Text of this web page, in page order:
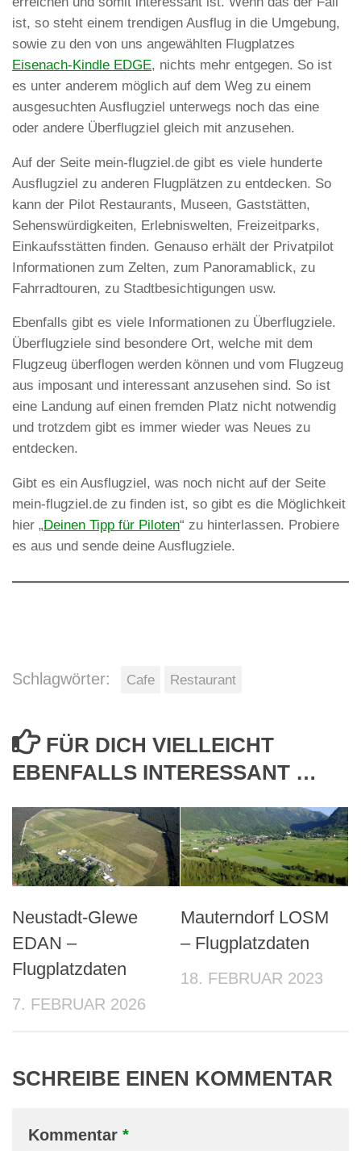
ist, so steht einem trendigen Ausflug in die Umgebung,
sowie zu den von uns angewählten Flugplatzes
Eisenach-Kindle EDGE, nichts mehr entgegen. So ist
es unter anderem möglich auf dem Weg zu einem
ausgesuchten Ausflugziel unterwegs noch das eine
oder andere Überflugziel gleich mit anzusehen.
Auf der Seite mein-flugziel.de gibt es viele hunderte
Ausflugziel zu anderen Flugplätzen zu entdecken. So
kann der Pilot Restaurants, Museen, Gaststätten,
Sehenswürdigkeiten, Erlebniswelten, Freizeitparks,
Einkaufsstätten finden. Genauso erhält der Privatpilot
Informationen zum Zelten, zum Panoramablick, zu
Fahrradtouren, zu Stadtbesichtigungen usw.
Ebenfalls gibt es viele Informationen zu Überflugziele.
Überflugziele sind besondere Ort, welche mit dem
Flugzeug überflogen werden können und vom Flugzeug
aus imposant und interessant anzusehen sind. So ist
eine Landung auf einen fremden Platz nicht notwendig
und trotzdem gibt es immer wieder was Neues zu
entdecken.
Gibt es ein Ausflugziel, was noch nicht auf der Seite
mein-flugziel.de zu finden ist, so gibt es die Möglichkeit
hier „Deinen Tipp für Piloten“ zu hinterlassen. Probiere
es aus und sende deine Ausflugziele.
Schlagwörter: Cafe Restaurant
FÜR DICH VIELLEICHT
EBENFALLS INTERESSANT …
Neustadt-Glewe
EDAN –
Flugplatzdaten
7. FEBRUAR 2026
Mauterndorf LOSM
– Flugplatzdaten
18. FEBRUAR 2023
SCHREIBE EINEN KOMMENTAR
Kommentar *